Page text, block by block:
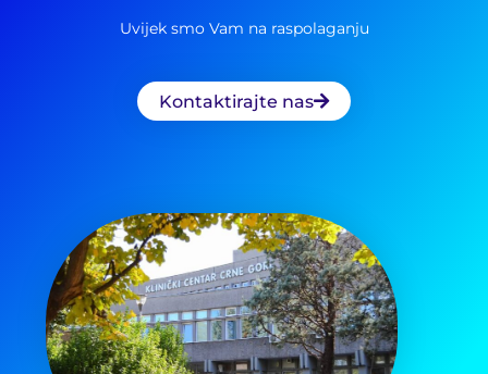
Uvijek smo Vam na raspolaganju
Kontaktirajte nas